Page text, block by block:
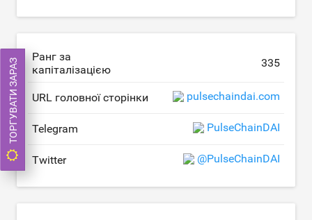
Ранг за
капіталізацією
335
URL головної сторінки pulsechaindai.com
Telegram PulseChainDAI
Twitter @PulseChainDAI
ТОРГУВАТИ ЗАРАЗ